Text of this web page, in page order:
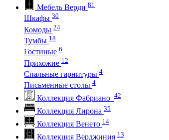
Мебель Верди 81
Шкафы 30
Комоды 24
Тумбы 18
Гостиные 6
Прихожие 12
Спальные гарнитуры 4
Письменные столы 4
Коллекция Фабриано 42
Коллекция Лирона 35
Коллекция Венето 14
Коллекция Верджиния 13